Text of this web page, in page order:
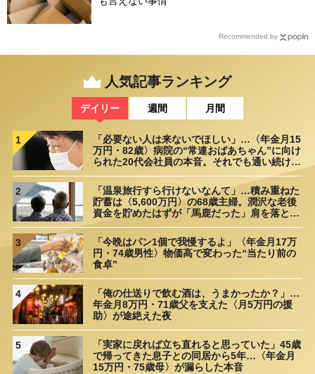
Recommended by
人気記事ランキング
デイリー 週間 月間
1
「必要ない人は来ないでほしい」…〈年金月15
万円・82歳〉病院の“常連おばあちゃん”に向け
られた20代会社員の本音。それでも通い続ける
2
「温泉旅行すら行けないなんて」…積み重ねた
貯蓄は〈5,600万円〉の68歳主婦。潤沢な老後
資金を貯めたはずが「馬鹿だった」肩を落とす
3
「今晩はパン1個で我慢するよ」〈年金月17万
円・74歳男性〉物価高で変わった“当たり前の
食卓”
4
「俺の仕送りで飲む酒は、うまかったか？」…
年金月8万円・71歳父を支えた〈月5万円の援
助〉が途絶えた夜
5
「実家に戻れば立ち直れると思っていた」45歳
で帰ってきた息子との同居から5年…〈年金月
15万円・75歳母〉が漏らした本音